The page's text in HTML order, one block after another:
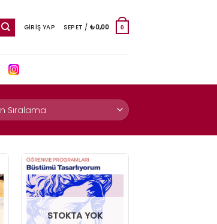
GIRIŞ YAP SEPET / ₺0,00 0
STOKTA YOK